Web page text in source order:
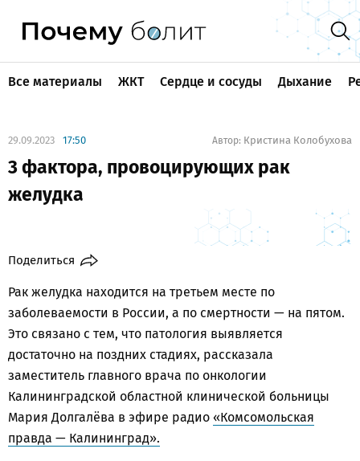
Все материалы ЖКТ Сердце и сосуды Дыхание
29.09.2023 17:50 Автор: Кристина Колобухова
3 фактора, провоцирующих рак
желудка
Поделиться
Рак желудка находится на третьем месте по
заболеваемости в России, а по смертности — на пятом.
Это связано с тем, что патология выявляется
достаточно на поздних стадиях, рассказала
заместитель главного врача по онкологии
Калининградской областной клинической больницы
Мария Долгалёва в эфире радио «Комсомольская
правда — Калининград».